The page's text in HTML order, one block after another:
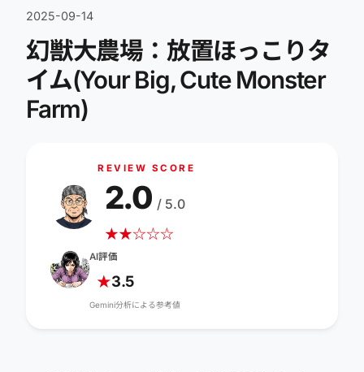
2025-09-14
幻獣大農場：放置ほっこりタ
イム(Your Big, Cute Monster
Farm)
REVIEW SCORE
★★☆☆☆
2.0 / 5.0
AI評価
★3.5
Gemini分析による参考値